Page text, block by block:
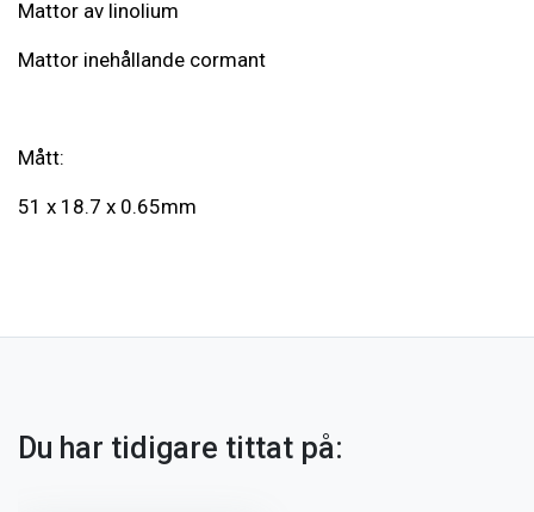
Mattor av linolium
Mattor inehållande cormant
Mått:
51 x 18.7 x 0.65mm
Du har tidigare tittat på: